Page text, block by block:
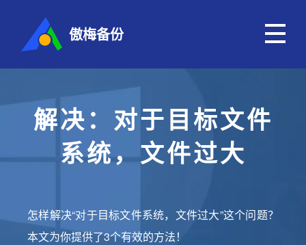
傲梅备份
解决：对于目标文件
系统，文件过大
怎样解决“对于目标文件系统，文件过大”这个问题？
本文为你提供了3个有效的方法！